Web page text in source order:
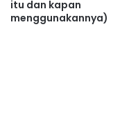
itu dan kapan
menggunakannya)